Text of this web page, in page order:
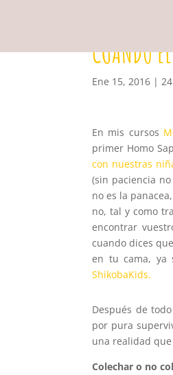
CUANDO
Ene 15, 2016 |
En mis cursos
primer Homo
con nuestras
(sin paciencia
no es la
no, tal y como
encontrar
cuando dices
en tu cama, ya
ShikobaKids.
Después de
por pura
una realidad
Colechar o no